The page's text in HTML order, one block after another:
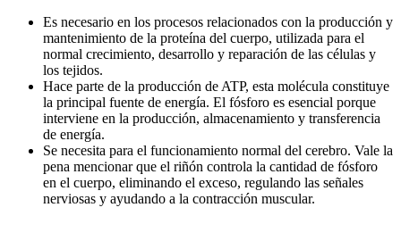
Es necesario en los procesos relacionados con la producción y
mantenimiento de la proteína del cuerpo, utilizada para el
normal crecimiento, desarrollo y reparación de las células y
los tejidos.
Hace parte de la producción de ATP, esta molécula constituye
la principal fuente de energía. El fósforo es esencial porque
interviene en la producción, almacenamiento y transferencia
de energía.
Se necesita para el funcionamiento normal del cerebro. Vale la
pena mencionar que el riñón controla la cantidad de fósforo
en el cuerpo, eliminando el exceso, regulando las señales
nerviosas y ayudando a la contracción muscular.